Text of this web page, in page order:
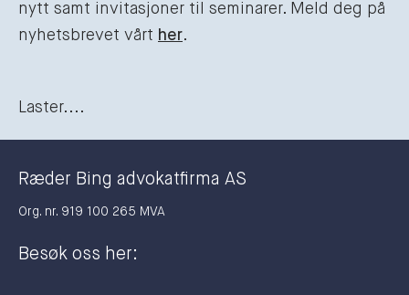
nytt samt invitasjoner til seminarer. Meld deg på
nyhetsbrevet vårt her.
Laster....
Ræder Bing advokatfirma AS
Org. nr. 919 100 265 MVA
Besøk oss her: